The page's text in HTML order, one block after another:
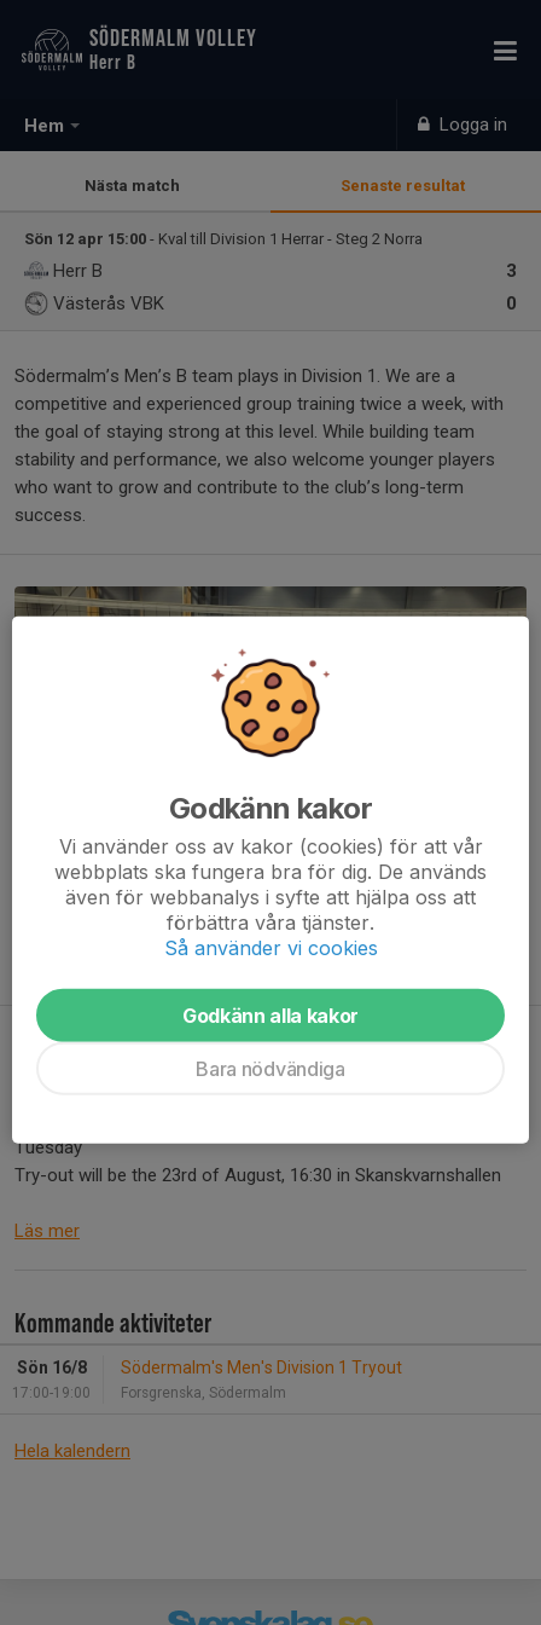
Hem Logga in
SÖDERMALM VOLLEY
Herr B
Nästa match Senaste resultat
Sön 12 apr 15:00 - Kval till Division 1 Herrar - Steg 2 Norra
3
Herr B
0
Västerås VBK
Södermalm’s Men’s B team plays in Division 1. We are a
competitive and experienced group training twice a week, with
the goal of staying strong at this level. While building team
stability and performance, we also welcome younger players
who want to grow and contribute to the club’s long-term
success.
New season 2025/26 starting
Tuesday
Try-out will be the 23rd of August, 16:30 in Skanskvarnshallen
Läs mer
Kommande aktiviteter
Sön 16/8
17:00-19:00
Södermalm's Men's Division 1 Tryout
Forsgrenska, Södermalm
Hela kalendern
Godkänn kakor
Vi använder oss av kakor (cookies) för att vår
webbplats ska fungera bra för dig. De används
även för webbanalys i syfte att hjälpa oss att
förbättra våra tjänster.
Så använder vi cookies
Godkänn alla kakor
Bara nödvändiga